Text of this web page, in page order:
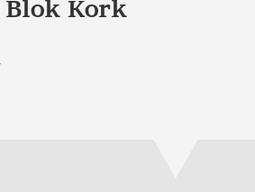
Blok Kork